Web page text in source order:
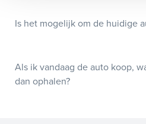
Is het mogelijk om de huidige
Als ik vandaag de auto koop,
dan ophalen?